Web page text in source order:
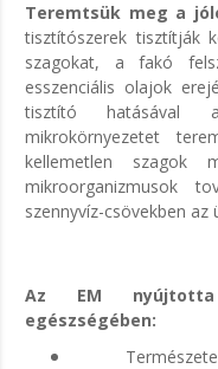
Teremtsük meg a
tisztítószerek tisztítják
szagokat, a fakó
esszenciális olajok
tisztító hatásával
mikrokörnyezetet
kellemetlen
mikroorganizmusok
szennyvíz-csövekben az
Az EM
egészségében:
Természetes